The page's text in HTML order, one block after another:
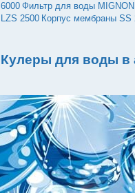
6000 Фильтр для воды
LZS 2500 Корпус мембраны SS
Кулеры для воды в